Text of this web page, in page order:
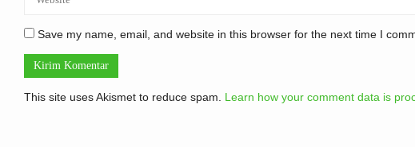
Save my name, email, and website in this browser for the next time I
This site uses Akismet to reduce spam. Learn how your comment data is